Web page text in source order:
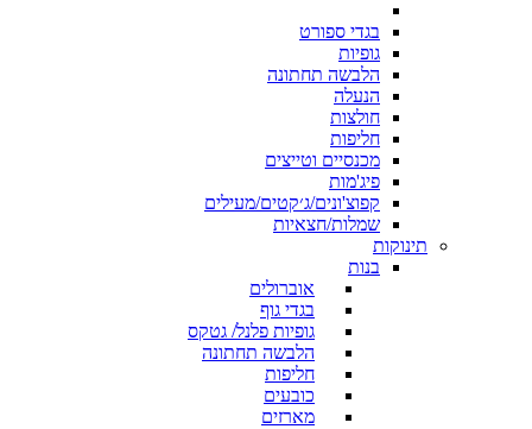
בגדי ספורט
גופיות
הלבשה תחתונה
הנעלה
חולצות
חליפות
מכנסיים וטייצים
פיג'מות
קפוצ'ונים/ג׳קטים/מעילים
שמלות/חצאיות
תינוקות
בנות
אוברולים
בגדי גוף
גופיות פלנל/ גטקס
הלבשה תחתונה
חליפות
כובעים
מארזים